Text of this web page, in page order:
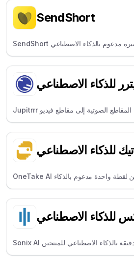
SendShort
SendShort هو منشئ مقاطع قصيرة مدعوم بالذكاء الاصطناعي
لمستخدمي YouTube والمؤثرين، حيث يقوم تلقائياً بإنشاء مقاطع
للذكاء الاصطناعي
Jupitrrr هي أداة بسيطة تحوّل المقاطع الصوتية إلى مقاطع فيديو
للذكاء الاصطناعي
OneTake AI هو محرر فيديو مكون من لقطة واحدة مدعوم بالذكاء
التدريبية، والذي يقوم تلقائيًا بقطع فترات
للذكاء الاصطناعي
Sonix AI هي خدمة نسخ دقيقة بالذكاء الاصطناعي للمنتجين